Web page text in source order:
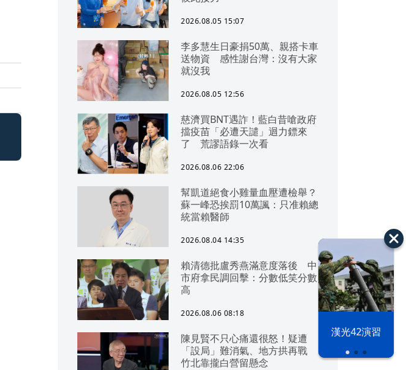
漢光42演習
2026.08.05 15:07
李多慧生日豪捐50萬、親搭卡車
送物資 感性謝台灣：沒有大家
就沒我
2026.08.05 12:56
慈濟買BNT遇詐！藍白昔嗆政府
擋疫苗「必遭天譴」迴力鏢來
了 荒謬語錄一次看
2026.08.06 22:06
幫凱道絕食小雞量血壓遭檢舉？
蘇一峰恐挨罰10萬諷：只准賴總
統當賴醫師
2026.08.04 14:35
賴清德批盧秀燕滿意度落後 中
市府拿民調回擊：分數低笑分數
高
2026.08.06 08:18
陳見賢不只心痛還很怒！疑遭
「設局」難消氣、地方拱再戰
竹北靠攏白營留懸念